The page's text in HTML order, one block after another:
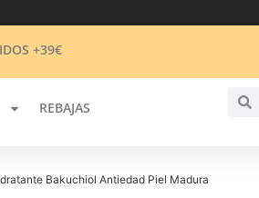
+39€
REBAJAS
Bakuchiol Antiedad Piel Madura